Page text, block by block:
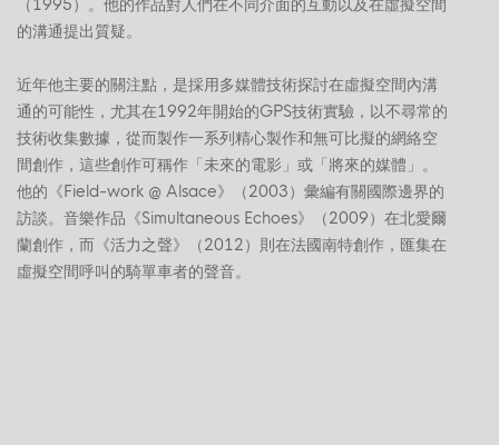
的溝通提出質疑。
近年他主要的關注點，是採用多媒體技術探討在虛擬空間內溝
通的可能性，尤其在1992年開始的GPS技術實驗，以不尋常的
技術收集數據，從而製作一系列精心製作和無可比擬的網絡空
間創作，這些創作可稱作「未來的電影」或「將來的媒體」。
他的《Field-work @ Alsace》（2003）彙編有關國際邊界的
訪談。音樂作品《Simultaneous Echoes》（2009）在北愛爾
蘭創作，而《活力之聲》（2012）則在法國南特創作，匯集在
虛擬空間呼叫的騎單車者的聲音。